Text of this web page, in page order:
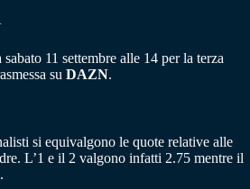
11 settembre alle 14 per la terza
su DAZN.
si equivalgono le quote relative alle
L’1 e il 2 valgono infatti 2.75 mentre il